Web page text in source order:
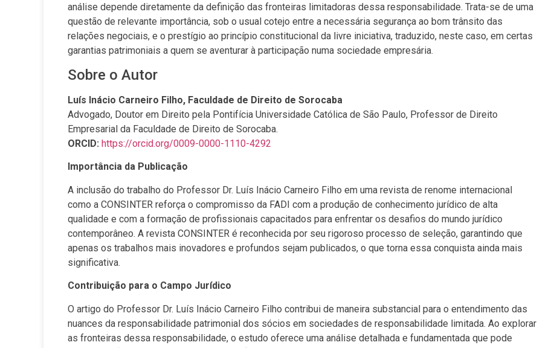
análise depende diretamente da definição das fronteiras limitadoras dessa responsabilidade. Trata-se de uma
questão de relevante importância, sob o usual cotejo entre a necessária segurança ao bom trânsito das
relações negociais, e o prestígio ao princípio constitucional da livre iniciativa, traduzido, neste caso, em certas
garantias patrimoniais a quem se aventurar à participação numa sociedade empresária.
Sobre o Autor
Luís Inácio Carneiro Filho, Faculdade de Direito de Sorocaba
Advogado, Doutor em Direito pela Pontifícia Universidade Católica de São Paulo, Professor de Direito
Empresarial da Faculdade de Direito de Sorocaba.
ORCID: https://orcid.org/0009-0000-1110-4292
Importância da Publicação
A inclusão do trabalho do Professor Dr. Luís Inácio Carneiro Filho em uma revista de renome internacional
como a CONSINTER reforça o compromisso da FADI com a produção de conhecimento jurídico de alta
qualidade e com a formação de profissionais capacitados para enfrentar os desafios do mundo jurídico
contemporâneo. A revista CONSINTER é reconhecida por seu rigoroso processo de seleção, garantindo que
apenas os trabalhos mais inovadores e profundos sejam publicados, o que torna essa conquista ainda mais
significativa.
Contribuição para o Campo Jurídico
O artigo do Professor Dr. Luís Inácio Carneiro Filho contribui de maneira substancial para o entendimento das
nuances da responsabilidade patrimonial dos sócios em sociedades de responsabilidade limitada. Ao explorar
as fronteiras dessa responsabilidade, o estudo oferece uma análise detalhada e fundamentada que pode